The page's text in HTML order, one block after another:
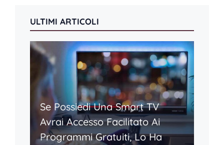
ULTIMI ARTICOLI
Se Possiedi Una Smart TV
Avrai Accesso Facilitato Ai
Programmi Gratuiti, Lo Ha